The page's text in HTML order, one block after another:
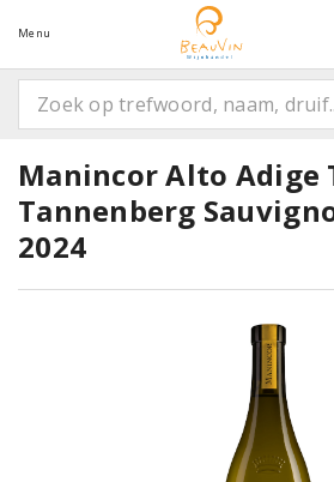
Menu
Manincor Alto Adige
Tannenberg
2024